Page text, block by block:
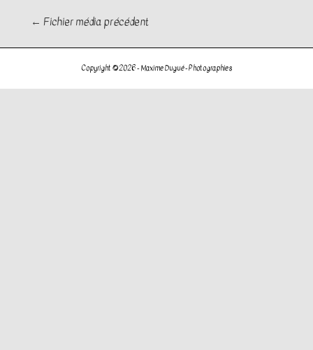
Navigation
de
← Fichier média précédent
Copyright © 2026 -Maxime Dugué - Photographies